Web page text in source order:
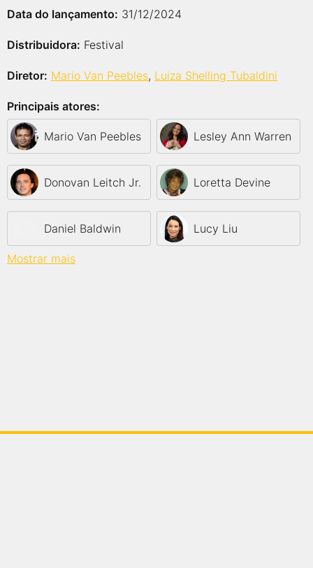
Data do lançamento: 31/12/2024
Distribuidora: Festival
Diretor: Mario Van Peebles, Luiza Shelling Tubaldini
Principais atores:
Mario Van Peebles Lesley Ann Warren
Donovan Leitch Jr. Loretta Devine
Daniel Baldwin Lucy Liu
Mostrar mais